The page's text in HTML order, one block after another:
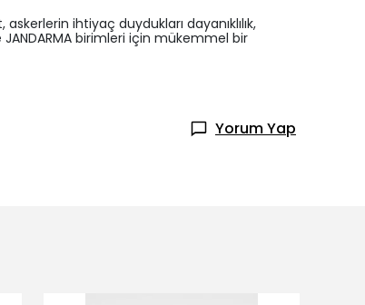
ihtiyaç duydukları dayanıklılık,
birimleri için mükemmel bir
Yorum Yap